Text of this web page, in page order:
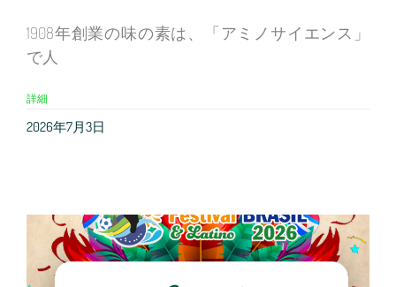
1908年創業の味の素は、「アミノサイエンス」
で人
詳細
2026年7月3日